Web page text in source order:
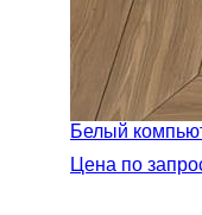
Белый
Цена по